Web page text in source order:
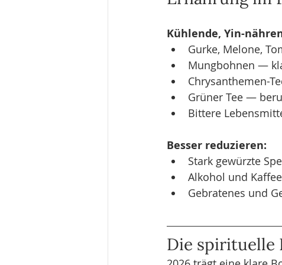
Kühlende, Yin-
Gurke, Melone,
Mungbohnen —
Chrysanthemen-
Grüner Tee —
Bittere
Besser reduzieren:
Stark gewürzte
Alkohol und
Gebratenes und
Die spirituelle